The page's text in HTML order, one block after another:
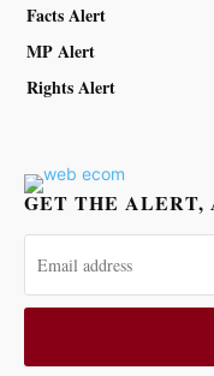
Facts Alert
MP Alert
Rights Alert
GET THE ALERT,